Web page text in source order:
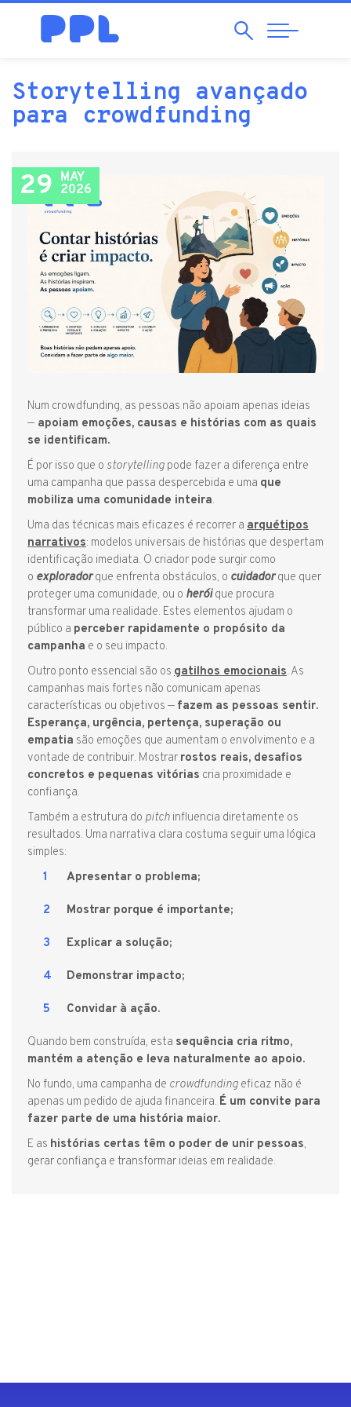
SearchAbrir
Navegação
Storytelling avançado
para crowdfunding
29 MAY
2026
Num crowdfunding, as pessoas não apoiam apenas ideias
— apoiam emoções, causas e histórias com as quais
se identificam.
É por isso que o storytelling pode fazer a diferença entre
uma campanha que passa despercebida e uma que
mobiliza uma comunidade inteira.
Uma das técnicas mais eficazes é recorrer a arquétipos
narrativos: modelos universais de histórias que despertam
identificação imediata. O criador pode surgir como
o exploradorque enfrenta obstáculos, o cuidadorque quer
proteger uma comunidade, ou o heróique procura
transformar uma realidade. Estes elementos ajudam o
público a perceber rapidamente o propósito da
campanha e o seu impacto.
Outro ponto essencial são os gatilhos emocionais. As
campanhas mais fortes não comunicam apenas
características ou objetivos — fazem as pessoas sentir.
Esperança, urgência, pertença, superação ou
empatia são emoções que aumentam o envolvimento e a
vontade de contribuir. Mostrar rostos reais, desafios
concretos e pequenas vitórias cria proximidade e
confiança.
Também a estrutura do pitch influencia diretamente os
resultados. Uma narrativa clara costuma seguir uma lógica
simples:
Apresentar o problema;
Mostrar porque é importante;
Explicar a solução;
Demonstrar impacto;
Convidar à ação.
Quando bem construída, esta sequência cria ritmo,
mantém a atenção e leva naturalmente ao apoio.
No fundo, uma campanha de crowdfunding eficaz não é
apenas um pedido de ajuda financeira. É um convite para
fazer parte de uma história maior.
E as histórias certas têm o poder de unir pessoas,
gerar confiança e transformar ideias em realidade.